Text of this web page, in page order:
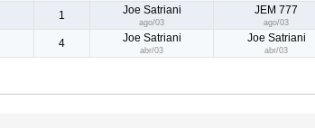
1 Joe Satriani
ago/03
JEM 777
ago/03
4 Joe Satriani
abr/03
Joe Satriani
abr/03